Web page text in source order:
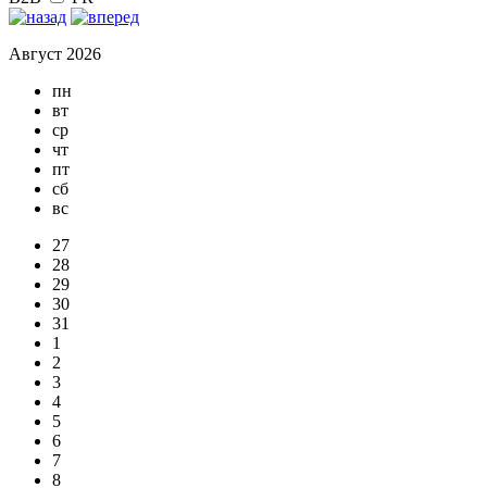
Август 2026
пн
вт
ср
чт
пт
сб
вс
27
28
29
30
31
1
2
3
4
5
6
7
8